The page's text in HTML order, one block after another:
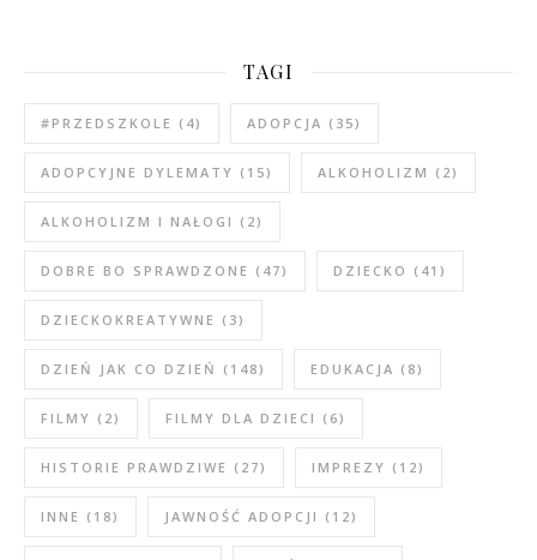
TAGI
#PRZEDSZKOLE (4) ADOPCJA (35)
ADOPCYJNE DYLEMATY (15) ALKOHOLIZM (2)
ALKOHOLIZM I NAŁOGI (2)
DOBRE BO SPRAWDZONE (47) DZIECKO (41)
DZIECKOKREATYWNE (3)
DZIEŃ JAK CO DZIEŃ (148) EDUKACJA (8)
FILMY (2) FILMY DLA DZIECI (6)
HISTORIE PRAWDZIWE (27) IMPREZY (12)
INNE (18) JAWNOŚĆ ADOPCJI (12)